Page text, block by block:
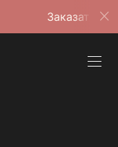
Заказать фотоотчёт